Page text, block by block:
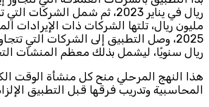
مليون ريال، تلتها الشركات ذات الإيرادات
ريال سنويًا، ليشمل بذلك معظم المنشآت
هذا النهج المرحلي منح كل منشأة الوقت
المحاسبية وتدريب فرقها قبل التطبيق